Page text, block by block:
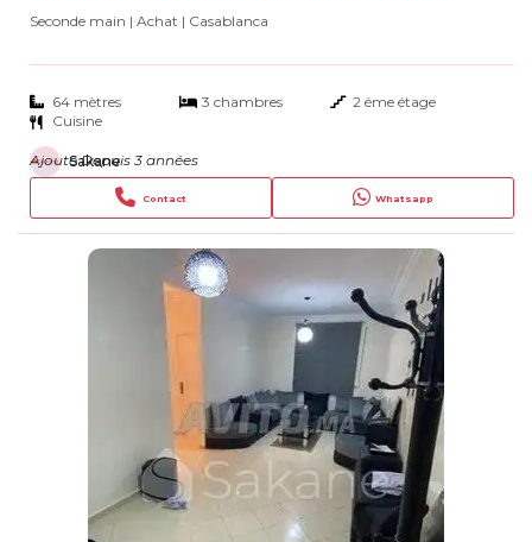
Seconde main | Achat | Casablanca
64 mètres 3 chambres
2 éme étage
Cuisine
Sakane
Contact Whatsapp
Ajouté Depuis 3 années